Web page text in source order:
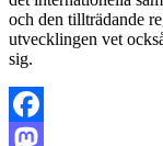
och den tillträdande
utvecklingen vet
sig.
Facebook